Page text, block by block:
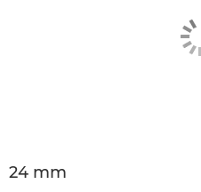
24 mm